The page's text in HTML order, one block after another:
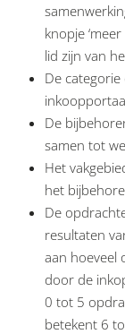
knopje
lid zijn van
De
De
samen tot
Het
het
De
resultaten
aan hoeveel
door de
0 tot 5
betekent 6